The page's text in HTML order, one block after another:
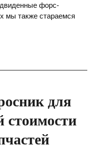
форс-
мы также стараемся
для
стоимости